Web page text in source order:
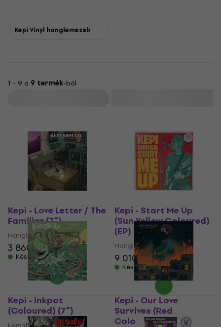
Kepi Vinyl hanglemezek
1 - 9 a 9 termék-ból
Kepi - Love Letter / The
Familiar (7")
Hanglemez
3 860 Ft4 520 Ft
Készleten
Kepi - Start Me Up
(Sun Yellow Coloured)
(EP)
Hanglemez
9 010 Ft
Készleten
Kepi - Inkpot
(Coloured) (7")
Kepi - Our Love
Survives (Red
Coloured) (7")